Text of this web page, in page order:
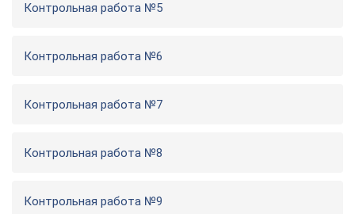
Контрольная работа №5
Контрольная работа №6
Контрольная работа №7
Контрольная работа №8
Контрольная работа №9